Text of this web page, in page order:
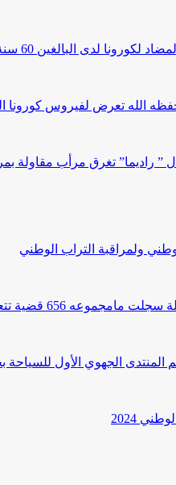
لدى البالغين 60 سنة فما فوق أو من…
تعرض لفيروس كورونا المستجد
ل ” راديما” تغرق مرأب مقاولة
ولمراقبة التراب الوطني
المنتدى الجهوي الأول
2024